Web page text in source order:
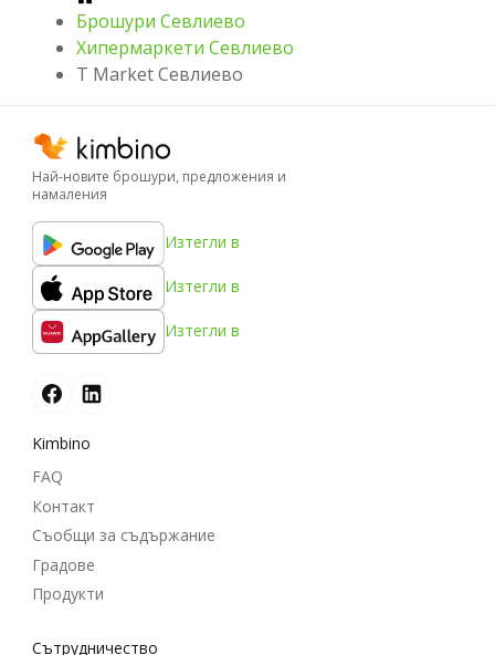
Брошури Севлиево
Хипермаркети Севлиево
T Market Севлиево
Най-новите брошури, предложения и
намаления
Изтегли в
Изтегли в
Изтегли в
Kimbino
FAQ
Контакт
Съобщи за съдържание
Градове
Продукти
Cътрудничество